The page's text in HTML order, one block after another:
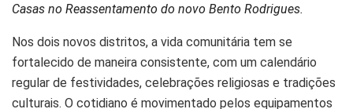
Casas no Reassentamento do novo Bento Rodrigues.
Nos dois novos distritos, a vida comunitária tem se
fortalecido de maneira consistente, com um calendário
regular de festividades, celebrações religiosas e tradições
culturais. O cotidiano é movimentado pelos equipamentos